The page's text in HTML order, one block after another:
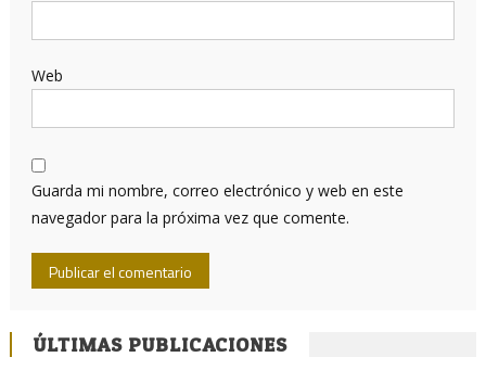
Web
Guarda mi nombre, correo electrónico y web en este
navegador para la próxima vez que comente.
ÚLTIMAS PUBLICACIONES